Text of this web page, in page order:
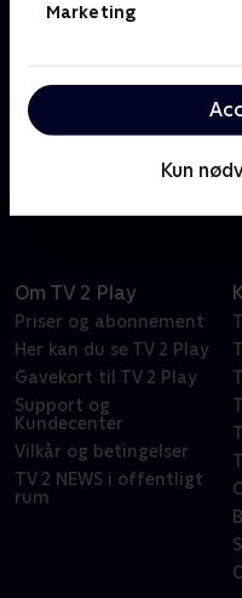
Marketing
Kun
I over to år har vi fulgt
største øjeblik i livet,
de allersværeste. Det
selv hver dag -
fællesskab dem.
Om TV 2 Play
Priser og abonnement
Her kan du se TV 2 Play
Gavekort til TV 2 Play
Support og
Kundecenter
Vilkår og betingelser
TV 2 NEWS i offentligt
rum